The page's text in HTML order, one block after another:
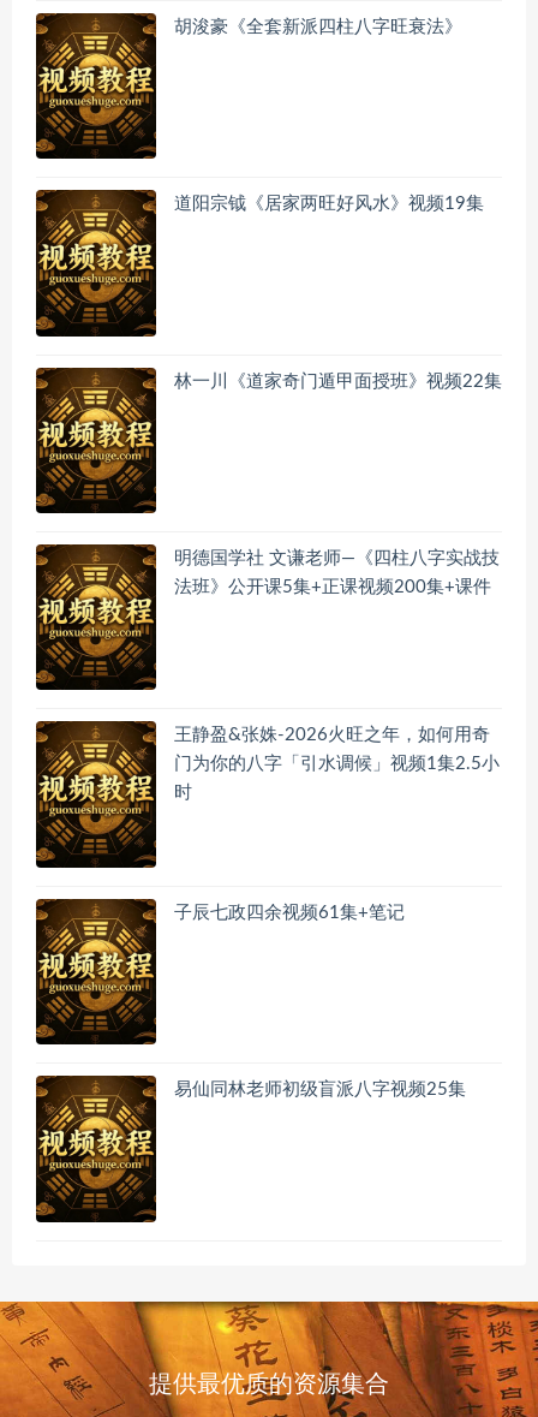
胡浚豪《全套新派四柱八字旺衰法》
道阳宗钺《居家两旺好风水》视频19集
林一川《道家奇门遁甲面授班》视频22集
明德国学社 文谦老师—《四柱八字实战技
法班》公开课5集+正课视频200集+课件
王静盈&张姝-2026火旺之年，如何用奇
门为你的八字「引水调候」视频1集2.5小
时
子辰七政四余视频61集+笔记
易仙同林老师初级盲派八字视频25集
提供最优质的资源集合